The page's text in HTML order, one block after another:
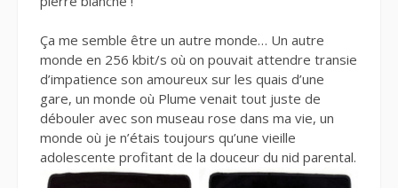
Ça me semble être un autre monde… Un autre
monde en 256 kbit/s où on pouvait attendre transie
d’impatience son amoureux sur les quais d’une
gare, un monde où Plume venait tout juste de
débouler avec son museau rose dans ma vie, un
monde où je n’étais toujours qu’une vieille
adolescente profitant de la douceur du nid parental.